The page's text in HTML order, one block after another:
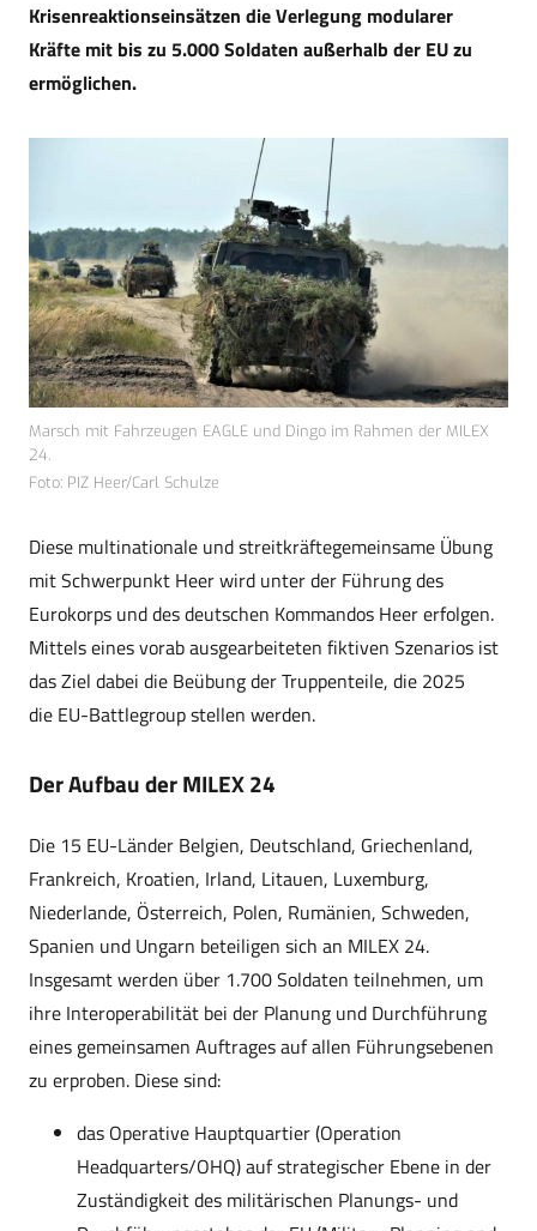
Krisenreaktionseinsätzen die Verlegung modularer
Kräfte mit bis zu 5.000 Soldaten außerhalb der EU zu
ermöglichen.
Marsch mit Fahrzeugen EAGLE und Dingo im Rahmen der MILEX
24.
Foto: PIZ Heer/Carl Schulze
Diese multinationale und streitkräftegemeinsame Übung
mit Schwerpunkt Heer wird unter der Führung des
Eurokorps und des deutschen Kommandos Heer erfolgen.
Mittels eines vorab ausgearbeiteten fiktiven Szenarios ist
das Ziel dabei die Beübung der Truppenteile, die 2025
die EU-Battlegroup stellen werden.
Der Aufbau der MILEX 24
Die 15 EU-Länder Belgien, Deutschland, Griechenland,
Frankreich, Kroatien, Irland, Litauen, Luxemburg,
Niederlande, Österreich, Polen, Rumänien, Schweden,
Spanien und Ungarn beteiligen sich an MILEX 24.
Insgesamt werden über 1.700 Soldaten teilnehmen, um
ihre Interoperabilität bei der Planung und Durchführung
eines gemeinsamen Auftrages auf allen Führungsebenen
zu erproben. Diese sind:
das Operative Hauptquartier (Operation
Headquarters/OHQ) auf strategischer Ebene in der
Zuständigkeit des militärischen Planungs- und